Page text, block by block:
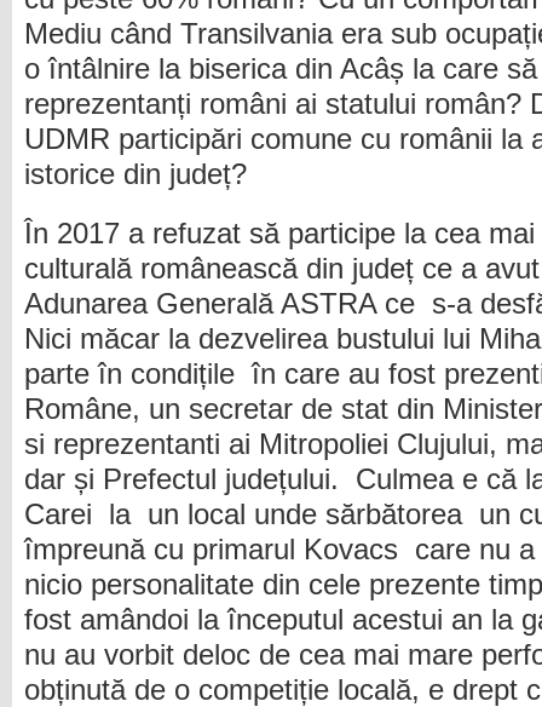
Mediu când Transilvania era sub
o întâlnire la biserica din Acâș la care
reprezentanți români ai statului român?
UDMR participări comune cu românii la
istorice din județ?
În 2017 a refuzat să participe la cea
culturală românească din județ ce a
Adunarea Generală ASTRA ce s-a
Nici măcar la dezvelirea bustului lui
parte în condițile în care au fost
Române, un secretar de stat din
si reprezentanti ai Mitropoliei Clujului,
dar și Prefectul județului. Culmea e că
Carei la un local unde sărbătorea un
împreună cu primarul Kovacs care nu
nicio personalitate din cele prezente
fost amândoi la începutul acestui an la
nu au vorbit deloc de cea mai mare
obținută de o competiție locală, e drept